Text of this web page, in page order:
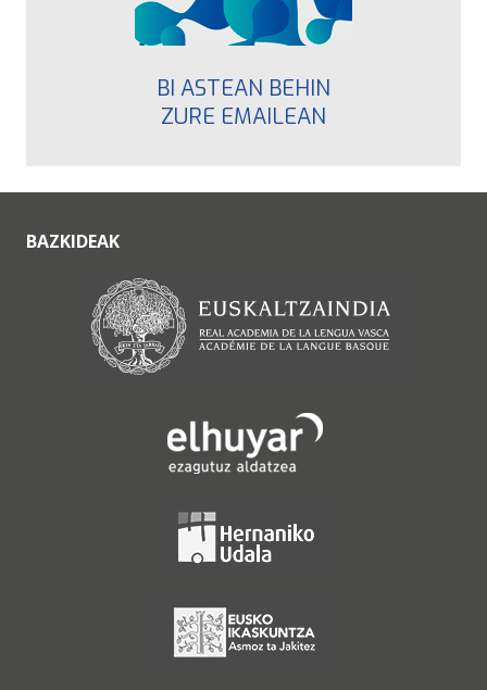
BI ASTEAN BEHIN
ZURE EMAILEAN
BAZKIDEAK